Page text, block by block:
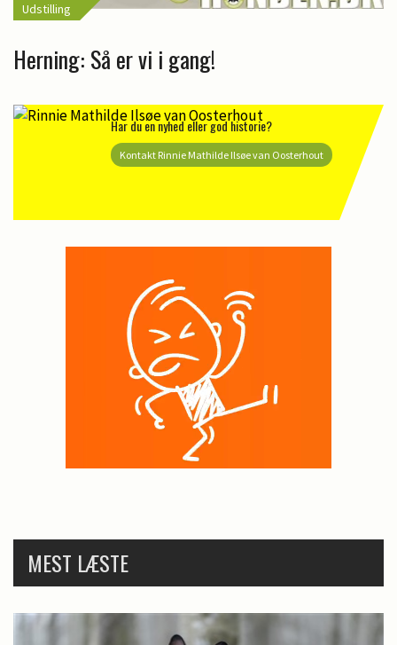
Udstilling
Herning: Så er vi i gang!
Har du en nyhed eller god historie?
Kontakt Rinnie Mathilde Ilsøe van Oosterhout
MEST LÆSTE